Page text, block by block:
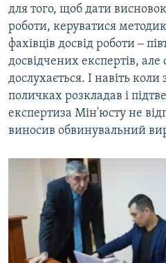
для того, щоб дати
роботи, керуватися
фахівців досвід роботи ‒
досвідчених експертів,
дослухається. І навіть
поличках розкладав і
експертиза Мін'юсту не
виносив обвинувальний